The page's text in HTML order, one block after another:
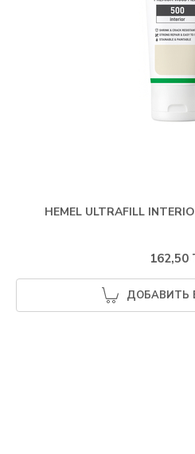
HEMEL ULTRAFILL
162,50
ДОБАВИТЬ